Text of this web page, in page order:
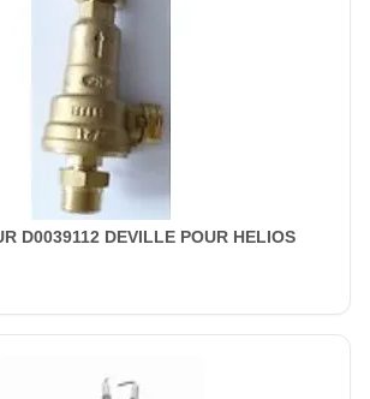
D0039112 DEVILLE POUR HELIOS